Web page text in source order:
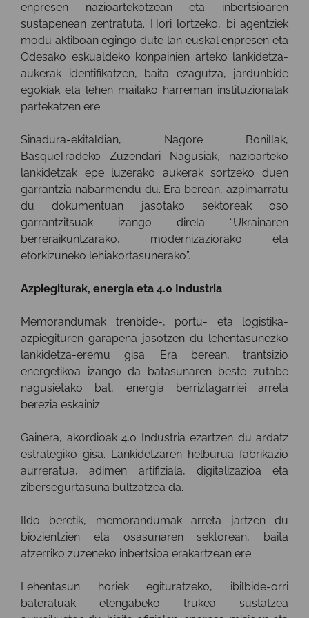
enpresen nazioartekotzean eta inbertsioaren
sustapenean zentratuta. Hori lortzeko, bi agentziek
modu aktiboan egingo dute lan euskal enpresen eta
Odesako eskualdeko konpainien arteko lankidetza-
aukerak identifikatzen, baita ezagutza, jardunbide
egokiak eta lehen mailako harreman instituzionalak
partekatzen ere.
Sinadura-ekitaldian, Nagore Bonillak,
BasqueTradeko Zuzendari Nagusiak, nazioarteko
lankidetzak epe luzerako aukerak sortzeko duen
garrantzia nabarmendu du. Era berean, azpimarratu
du dokumentuan jasotako sektoreak oso
garrantzitsuak izango direla “Ukrainaren
berreraikuntzarako, modernizaziorako eta
etorkizuneko lehiakortasunerako”.
Azpiegiturak, energia eta 4.0 Industria
Memorandumak trenbide-, portu- eta logistika-
azpiegituren garapena jasotzen du lehentasunezko
lankidetza-eremu gisa. Era berean, trantsizio
energetikoa izango da batasunaren beste zutabe
nagusietako bat, energia berriztagarriei arreta
berezia eskainiz.
Gainera, akordioak 4.0 Industria ezartzen du ardatz
estrategiko gisa. Lankidetzaren helburua fabrikazio
aurreratua, adimen artifiziala, digitalizazioa eta
zibersegurtasuna bultzatzea da.
Ildo beretik, memorandumak arreta jartzen du
biozientzien eta osasunaren sektorean, baita
atzerriko zuzeneko inbertsioa erakartzean ere.
Lehentasun horiek egituratzeko, ibilbide-orri
bateratuak etengabeko trukea sustatzea